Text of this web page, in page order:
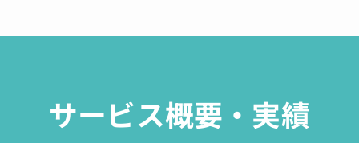
サービス概要・実績